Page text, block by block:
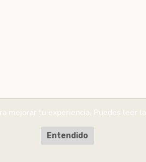
mejorar tu experiencia. Puedes leer la
Entendido